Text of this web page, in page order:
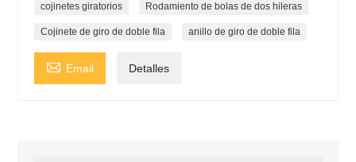
cojinetes giratorios Rodamiento de bolas de dos hileras
Cojinete de giro de doble fila anillo de giro de doble fila
 Email Detalles